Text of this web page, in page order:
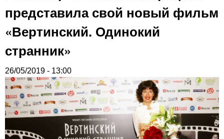
представила свой новый фильм
«Вертинский. Одинокий
странник»
26/05/2019 - 13:00